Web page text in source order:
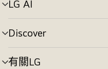
換
LG AI
選
單
切
換
Discover
選
單
切
有關LG
選